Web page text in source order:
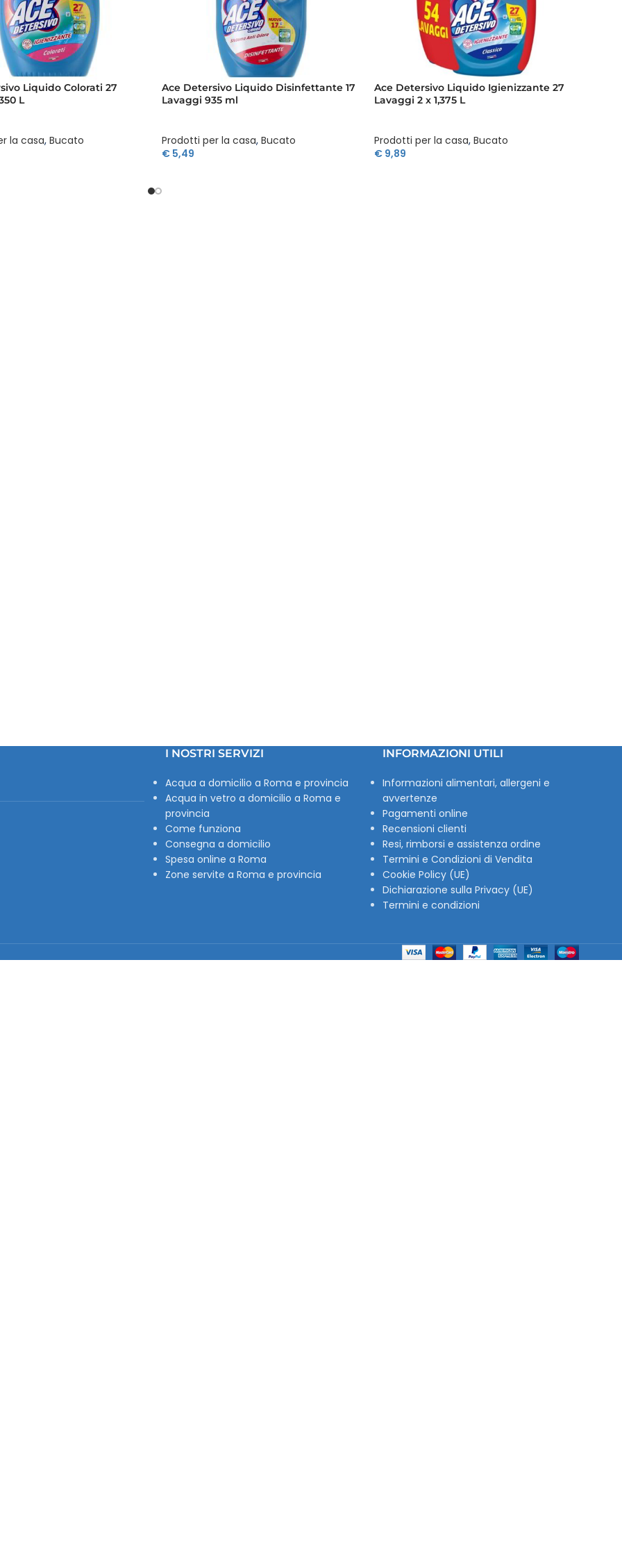
Liquido Colorati 27
L
la casa, Bucato
Ace Detersivo Liquido Disinfettante 17
Lavaggi 935 ml
Prodotti per la casa, Bucato
€ 5,49
Ace Detersivo Liquido Igienizzante 27
Lavaggi 2 x 1,375 L
Prodotti per la casa, Bucato
€9,89
I NOSTRI SERVIZI
Acqua a domicilio a Roma e provincia
Acqua in vetro a domicilio a Roma e
provincia
Come funziona
Consegna a domicilio
Spesa online a Roma
Zone servite a Roma e provincia
INFORMAZIONI UTILI
Informazioni alimentari, allergeni e
avvertenze
Pagamenti online
Recensioni clienti
Resi, rimborsi e assistenza ordine
Termini e Condizioni di Vendita
Cookie Policy (UE)
Dichiarazione sulla Privacy (UE)
Termini e condizioni